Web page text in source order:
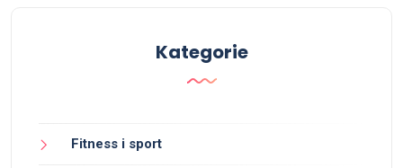
Kategorie
Fitness i sport